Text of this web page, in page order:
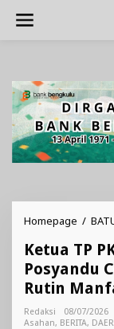
Homepage /
Ketua TP
Posyandu
Rutin
Redaksi
08/07/2026
Asahan, BERITA,